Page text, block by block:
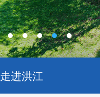
走进洪江